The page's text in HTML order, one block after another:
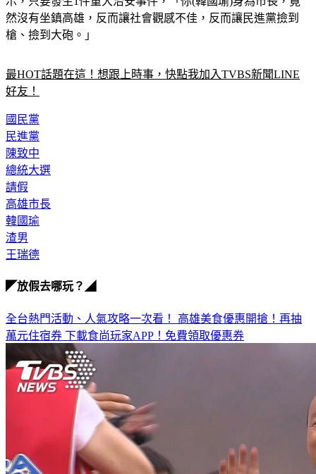
然沒有坐鎮高雄，反而讓社會觀感不佳，反而讓民進黨撿到
槍、撿到大砲。」
最HOT話題在這！想跟上時事，快點我加入TVBS新聞LINE
好友！
國民黨
民進黨
陳致中
總統大選
請假
高雄市長
韓國瑜
渣男
王瑞德
◤放假去哪玩？◢
全台熱門活動、人氣攻略一次看！ 高雄美食優惠開搶！再抽
萬元住宿券 下載食尚玩家APP！免費領取優惠券